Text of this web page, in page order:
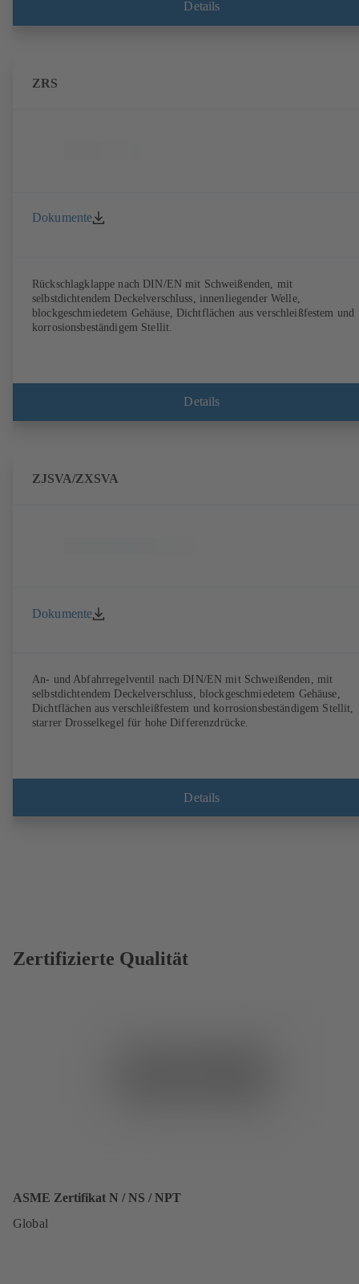
Details
ZRS
Dokumente
Rückschlagklappe nach DIN/EN mit Schweißenden, mit
selbstdichtendem Deckelverschluss, innenliegender Welle,
blockgeschmiedetem Gehäuse, Dichtflächen aus verschleißfestem und
korrosionsbeständigem Stellit.
Details
ZJSVA/ZXSVA
Dokumente
An- und Abfahrregelventil nach DIN/EN mit Schweißenden, mit
selbstdichtendem Deckelverschluss, blockgeschmiedetem Gehäuse,
Dichtflächen aus verschleißfestem und korrosionsbeständigem Stellit,
starrer Drosselkegel für hohe Differenzdrücke.
Details
Zertifizierte Qualität
ASME Zertifikat N / NS / NPT
Global